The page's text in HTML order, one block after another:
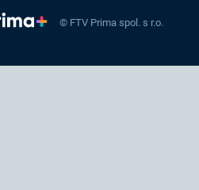
© FTV Prima spol. s r.o.